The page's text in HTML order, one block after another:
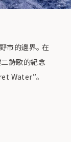
市的邊界。 在
詩歌的紀念
Water”。